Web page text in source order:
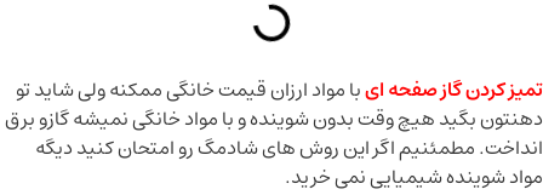
تمیز کردن گاز صفحه ایبا مواد ارزان قیمت خانگی ممکنه ولی شاید تو
دهنتون بگید هیچ وقت بدون شوینده و با مواد خانگی نمیشه گازو برق
انداخت. مطمئنیم اگر این روش های شادمگ رو امتحان کنید دیگه
مواد شوینده شیمیایی نمی خرید.